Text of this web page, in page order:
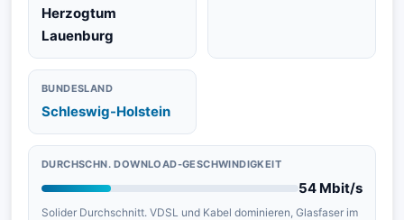
Herzogtum
Lauenburg
BUNDESLAND
Schleswig-Holstein
DURCHSCHN. DOWNLOAD-GESCHWINDIGKEIT
54 Mbit/s
Solider Durchschnitt. VDSL und Kabel dominieren, Glasfaser im